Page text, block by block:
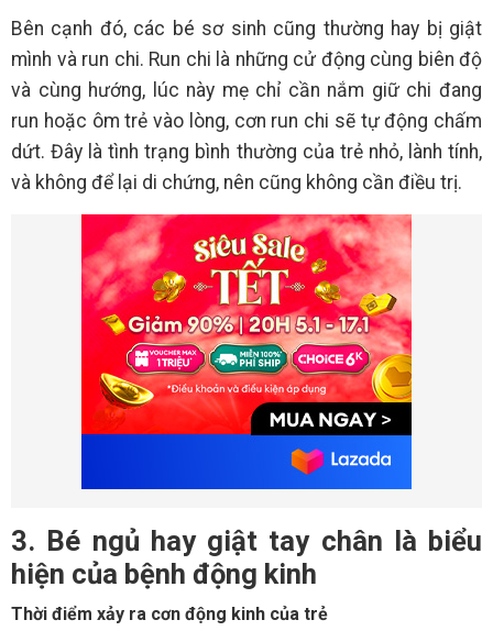
Bên cạnh đó, các bé sơ sinh cũng thường hay bị giật
mình và run chi. Run chi là những cử động cùng biên độ
và cùng hướng, lúc này mẹ chỉ cần nắm giữ chi đang
run hoặc ôm trẻ vào lòng, cơn run chi sẽ tự động chấm
dứt. Đây là tình trạng bình thường của trẻ nhỏ, lành tính,
và không để lại di chứng, nên cũng không cần điều trị.
3. Bé ngủ hay giật tay chân là biểu
hiện của bệnh động kinh
Thời điểm xảy ra cơn động kinh của trẻ